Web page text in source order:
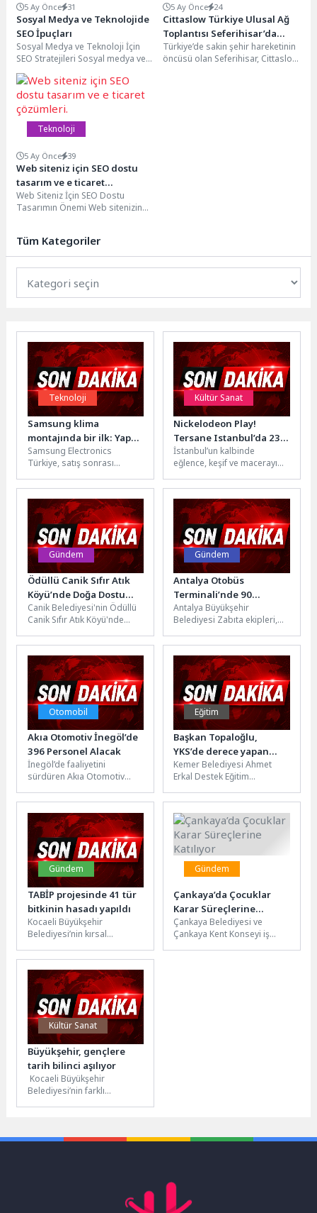
5 Ay Önce 31
Sosyal Medya ve Teknolojide
SEO İpuçları
Sosyal Medya ve Teknoloji İçin
SEO Stratejileri Sosyal medya ve
teknolojinin hızla geliştiği
günümüzde, dijital...
5 Ay Önce 24
Cittaslow Türkiye Ulusal Ağ
Toplantısı Seferihisar’da
düzenlenecek
Türkiye’de sakin şehir hareketinin
öncüsü olan Seferihisar, Cittaslow
Teknoloji
5 Ay Önce 39
Web siteniz için SEO dostu
tasarım ve e ticaret
çözümleri.
Web Siteniz İçin SEO Dostu
Tasarımın Önemi Web sitenizin
Tüm Kategoriler
Teknoloji
Samsung klima
montajında bir ilk: Yapay
zekâ desteği ile kurulum
Samsung Electronics
Türkiye, satış sonrası
müşteri deneyimini ileri
taşıyan faaliyetleriyle
sektörde dikkat...
Kültür Sanat
Nickelodeon Play!
Tersane Istanbul’da 23
Nisan Coşkusu Dört Gün
Boyunca Sürecek
İstanbul’un kalbinde
eğlence, keşif ve macerayı
Nickelodeon Play! Tersane
Istanbul, 23 Nisan...
Gündem
Ödüllü Canik Sıfır Atık
Köyü’nde Doğa Dostu
Nesiller Yetişiyor
Canik Belediyesi'nin Ödüllü
Canik Sıfır Atık Köyü'nde
kazanıyor, doğa ve çevre...
Gündem
Antalya Otobüs
Terminali’nde 90
kilogram kerevit
yakalandı
Antalya Büyükşehir
Belediyesi Zabıta ekipleri,
gıda taşımacılığına yönelik
denetimlerine devam
ediyor....
Otomobil
Akıa Otomotiv İnegöl’de
396 Personel Alacak
İnegöl’de faaliyetini
sürdüren Akıa Otomotiv
işverenleri buluşturan İnegöl
Belediyesi Kariyer ve...
Eğitim
Başkan Topaloğlu,
YKS’de derece yapan
öğrencileri ağırladı
Kemer Belediyesi Ahmet
Erkal Destek Eğitim
Yükseköğretim Kurumları
Sınavı (YKS) sonuçlarında
elde ettiği...
Gündem
TABİP projesinde 41 tür
bitkinin hasadı yapıldı
Kocaeli Büyükşehir
Belediyesi’nin kırsal
doğrultusunda hayata
geçirdiği Tıbbi ve Aromatik
Bitki Yetiştiriciliği Projesi...
Gündem
Çankaya’da Çocuklar
Karar Süreçlerine
Katılıyor
Çankaya Belediyesi ve
Çankaya Kent Konseyi iş
Kültür Sanat
Büyükşehir, gençlere
tarih bilinci aşılıyor
Kocaeli Büyükşehir
Belediyesi’nin farklı
buluşturmaya devam...